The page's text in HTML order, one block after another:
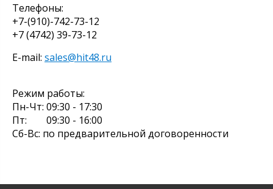
Телефоны:
+7-(910)-742-73-12
+7 (4742) 39-73-12
E-mail: sales@hit48.ru
Режим работы:
Пн-Чт: 09:30 - 17:30
Пт: 09:30 - 16:00
Сб-Вс: по предварительной договоренности